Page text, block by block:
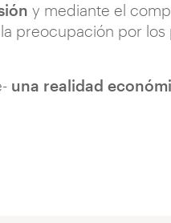
y mediante el
preocupación por los
una realidad